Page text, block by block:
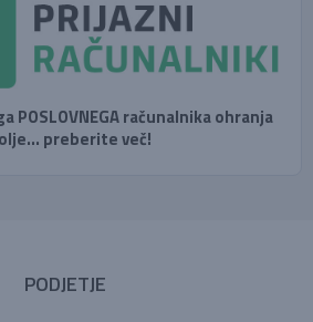
POSLOVNEGA računalnika ohranja
preberite več!
PODJETJE